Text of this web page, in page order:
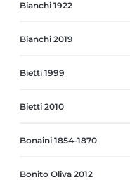
Bianchi 1922
Bianchi 2019
Bietti 1999
Bietti 2010
Bonaini 1854-1870
Bonito Oliva 2012